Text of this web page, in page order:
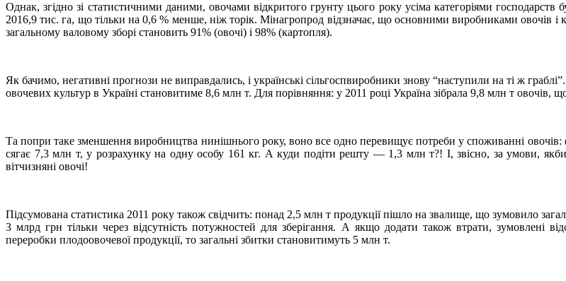
Однак, згідно зі статистичними даними, овочами відкритого грунту цього року усіма категоріями
2016,9 тис. га, що тільки на 0,6 % менше, ніж торік. Мінагропрод відзначає, що основними виробниками овочів і
загальному валовому зборі становить 91% (овочі) і 98% (картопля).
Як бачимо, негативні прогнози не виправдались, і українські сільгоспвиробники знову “наступили на ті ж
овочевих культур в Україні становитиме 8,6 млн т. Для порівняння: у 2011 році Україна зібрала 9,8 млн т овочів,
Та попри таке зменшення виробництва нинішнього року, воно все одно перевищує потреби у споживанні овочів:
сягає 7,3 млн т, у розрахунку на одну особу 161 кг. А куди подіти решту — 1,3 млн т?! І, звісно, за умови, якби
вітчизняні овочі!
Підсумована статистика 2011 року також свідчить: понад 2,5 млн т продукції пішло на звалище, що зумовило
3 млрд грн тільки через відсутність потужностей для зберігання. А якщо додати також втрати, зумовлені
переробки плодоовочевої продукції, то загальні збитки становитимуть 5 млн т.